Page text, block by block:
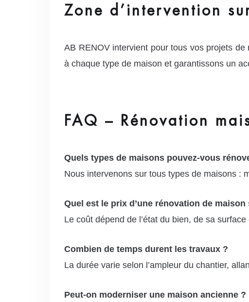
Zone d’intervention
AB RENOV intervient pour tous vos projets
à chaque type de maison et garantissons un
FAQ – Rénovation
Quels types de maisons pouvez-vous
Nous intervenons sur tous types de maisons :
Quel est le prix d’une rénovation de
Le coût dépend de l’état du bien, de sa
Combien de temps durent les travaux ?
La durée varie selon l’ampleur du chantier,
Peut-on moderniser une maison ancienne ?